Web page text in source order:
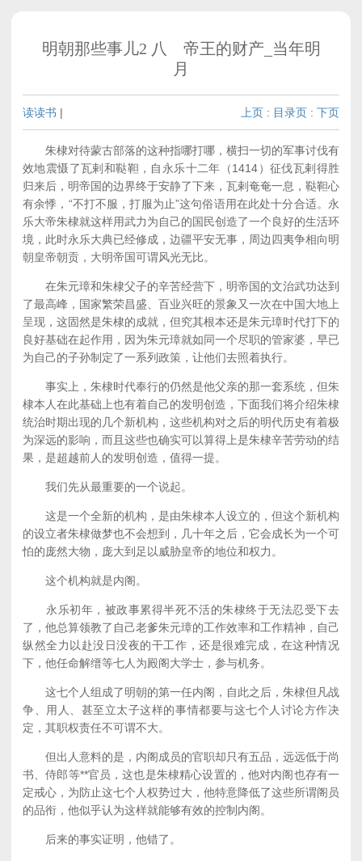
明朝那些事儿2 八 帝王的财产_当年明
月
读读书 | 上页 : 目录页 : 下页
朱棣对待蒙古部落的这种指哪打哪，横扫一切的军事讨伐有
效地震慑了瓦剌和鞑靼，自永乐十二年（1414）征伐瓦剌得胜
归来后，明帝国的边界终于安静了下来，瓦剌奄奄一息，鞑靼心
有余悸，“不打不服，打服为止”这句俗语用在此处十分合适。永
乐大帝朱棣就这样用武力为自己的国民创造了一个良好的生活环
境，此时永乐大典已经修成，边疆平安无事，周边四夷争相向明
朝皇帝朝贡，大明帝国可谓风光无比。
在朱元璋和朱棣父子的辛苦经营下，明帝国的文治武功达到
了最高峰，国家繁荣昌盛、百业兴旺的景象又一次在中国大地上
呈现，这固然是朱棣的成就，但究其根本还是朱元璋时代打下的
良好基础在起作用，因为朱元璋就如同一个尽职的管家婆，早已
为自己的子孙制定了一系列政策，让他们去照着执行。
事实上，朱棣时代奉行的仍然是他父亲的那一套系统，但朱
棣本人在此基础上也有着自己的发明创造，下面我们将介绍朱棣
统治时期出现的几个新机构，这些机构对之后的明代历史有着极
为深远的影响，而且这些也确实可以算得上是朱棣辛苦劳动的结
果，是超越前人的发明创造，值得一提。
我们先从最重要的一个说起。
这是一个全新的机构，是由朱棣本人设立的，但这个新机构
的设立者朱棣做梦也不会想到，几十年之后，它会成长为一个可
怕的庞然大物，庞大到足以威胁皇帝的地位和权力。
这个机构就是内阁。
永乐初年，被政事累得半死不活的朱棣终于无法忍受下去
了，他总算领教了自己老爹朱元璋的工作效率和工作精神，自己
纵然全力以赴没日没夜的干工作，还是很难完成，在这种情况
下，他任命解缙等七人为殿阁大学士，参与机务。
这七个人组成了明朝的第一任内阁，自此之后，朱棣但凡战
争、用人、甚至立太子这样的事情都要与这七个人讨论方作决
定，其职权责任不可谓不大。
但出人意料的是，内阁成员的官职却只有五品，远远低于尚
书、侍郎等**官员，这也是朱棣精心设置的，他对内阁也存有一
定戒心，为防止这七个人权势过大，他特意降低了这些所谓阁员
的品衔，他似乎认为这样就能够有效的控制内阁。
后来的事实证明，他错了。